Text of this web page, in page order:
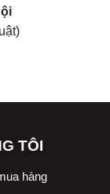
TÔI
hàng